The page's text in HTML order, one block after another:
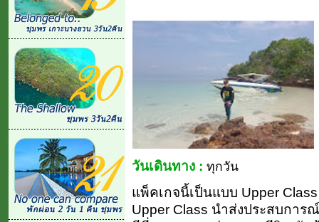
วันเดินทาง : ทุกวัน
แพ็คเกจนี้เป็นแบบ Upper
Upper Class นำส่งประสบการ